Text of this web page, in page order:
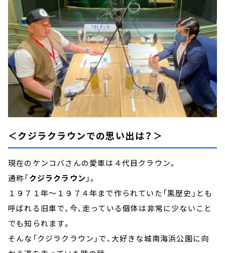
＜クジラクラウンでの思い出は？＞
現在のケンコバさんの愛車は４代目クラウン。
通称「クジラクラウン 」。
１９７１年～１９７４年まで作られていた「黒歴史」とも
呼ばれる旧車で、今、走っている個体は非常に少ないこと
でも知られます。
そんな「クジラクラウン」で、大好きな城南海浜公園に向